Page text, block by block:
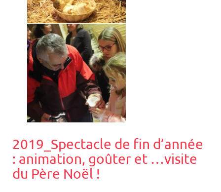
2019_Spectacle de fin d’année
: animation, goûter et …visite
du Père Noël !